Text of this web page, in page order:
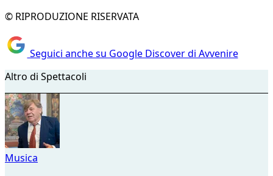
© RIPRODUZIONE RISERVATA
Seguici anche su Google Discover di Avvenire
Altro di Spettacoli
Musica